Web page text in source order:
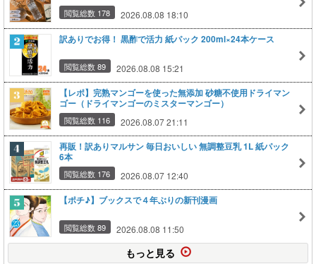
閲覧総数 178 2026.08.08 18:10
訳ありでお得！ 黒酢で活力 紙パック 200ml×24本ケース
閲覧総数 89 2026.08.08 15:21
【レポ】完熟マンゴーを使った無添加 砂糖不使用ドライマン
ゴー（ドライマンゴーのミスターマンゴー）
閲覧総数 116 2026.08.07 21:11
再販！訳ありマルサン 毎日おいしい 無調整豆乳 1L 紙パック
6本
閲覧総数 176 2026.08.07 12:40
【ポチ♪】ブックスで４年ぶりの新刊漫画
閲覧総数 89 2026.08.08 11:50
もっと見る